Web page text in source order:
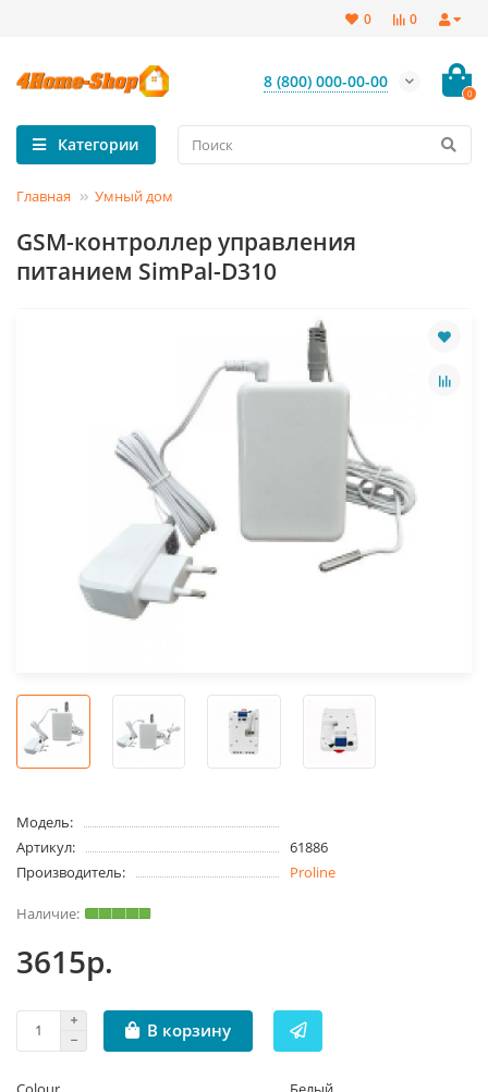
0
0
8 (800) 000-00-00
0
Категории
Главная Умный дом
GSM-контроллер управления
питанием SimPal-D310
Модель:
Артикул:
61886
Производитель:
Proline
3615р.
В корзину